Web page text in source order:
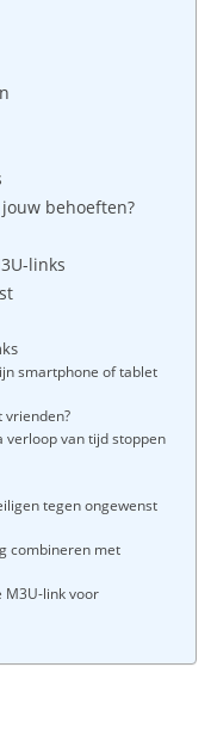
behoeften?
links
smartphone of tablet
vrienden?
verloop van tijd stoppen
tegen ongewenst
combineren met
M3U-link voor